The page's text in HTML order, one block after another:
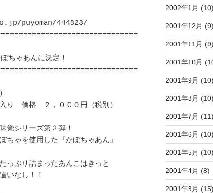
444823/
）
，０００円（税別）
覚シリーズ第２弾！
ゃを使用した『かぼちゃあん』
っぷり詰まったあんこはきっと
いなし！！
2002年1月 (10)
2001年12月 (9)
2001年11月 (9)
2001年10月
2001年9月 (10)
2001年8月 (10)
2001年7月 (11)
2001年6月 (10)
2001年5月 (10)
2001年4月 (8)
2001年3月 (15)